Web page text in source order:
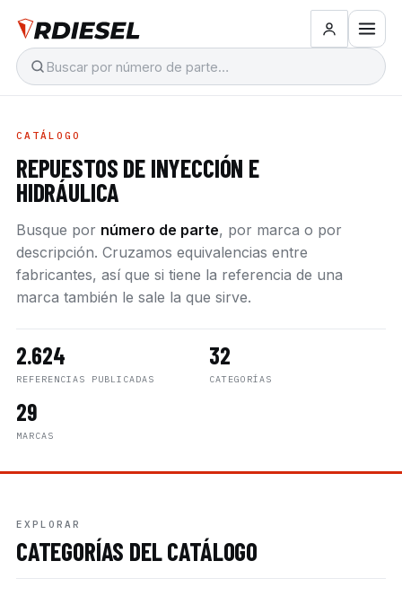
CATÁLOGO
REPUESTOS DE INYECCIÓN E
HIDRÁULICA
Busque por número de parte, por marca o por
descripción. Cruzamos equivalencias entre
fabricantes, así que si tiene la referencia de una
marca también le sale la que sirve.
2.624
REFERENCIAS PUBLICADAS
32
CATEGORÍAS
29
MARCAS
EXPLORAR
CATEGORÍAS DEL CATÁLOGO